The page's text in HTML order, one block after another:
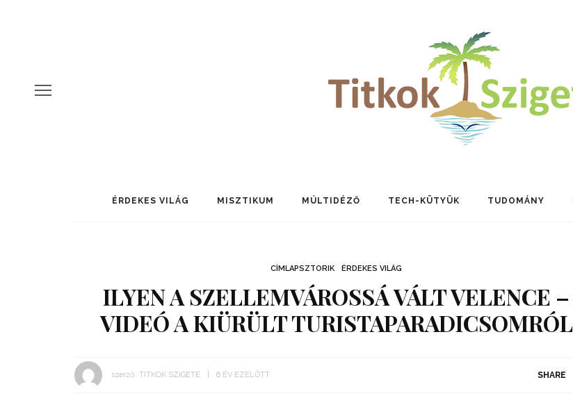
ÉRDEKES VILÁG MISZTIKUM MÚLTIDÉZŐ TECH-KÜTYÜK TUDOMÁNY
CÍMLAPSZTORIK ÉRDEKES VILÁG
ILYEN A SZELLEMVÁROSSÁ VÁLT VELENCE –
VIDEÓ A KIÜRÜLT TURISTAPARADICSOMRÓL
szerző: TITKOK SZIGETE 6 ÉV EZELŐTT SHARE